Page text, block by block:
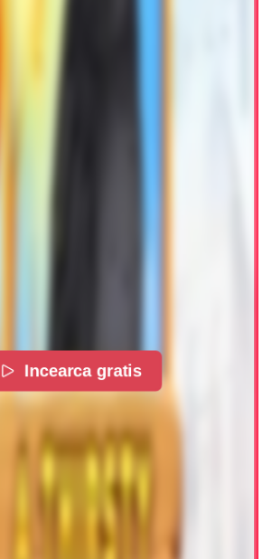
Incearca gratis